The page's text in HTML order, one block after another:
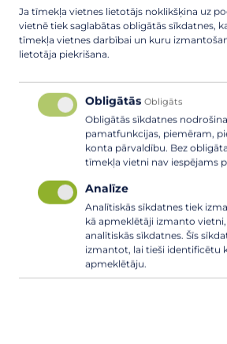
22. MAIJS, 2026
No 3. jūnija samazināsies
apsaimniekošanas maksa
Ādažu pagastā
Ja tīmekļa vietnes lietotājs noklikšķina uz
vietnē tiek saglabātas obligātās sīkdatnes,
tīmekļa vietnes darbībai un kuru
lietotāja piekrišana.
Obligātās Obligāts
Obligātās sīkdatnes
pamatfunkcijas, piemēram,
konta pārvaldību. Bez
tīmekļa vietni nav iespējams
Analīze
Analītiskās sīkdatnes tiek
kā apmeklētāji izmanto
analītiskās sīkdatnes. Šīs
izmantot, lai tieši identificētu
apmeklētāju.